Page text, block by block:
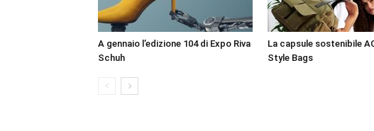
A gennaio l’edizione 104 di Expo Riva
Schuh
La capsule sostenibile
Style Bags